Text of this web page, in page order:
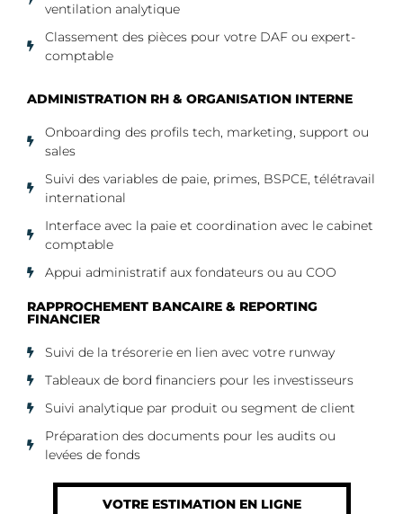
ventilation analytique
Classement des pièces pour votre DAF ou expert-
comptable
ADMINISTRATION RH & ORGANISATION INTERNE
Onboarding des profils tech, marketing, support ou
sales
Suivi des variables de paie, primes, BSPCE, télétravail
international
Interface avec la paie et coordination avec le cabinet
comptable
Appui administratif aux fondateurs ou au COO
RAPPROCHEMENT BANCAIRE & REPORTING
FINANCIER​
Suivi de la trésorerie en lien avec votre runway
Tableaux de bord financiers pour les investisseurs
Suivi analytique par produit ou segment de client
Préparation des documents pour les audits ou
levées de fonds
VOTRE ESTIMATION EN LIGNE